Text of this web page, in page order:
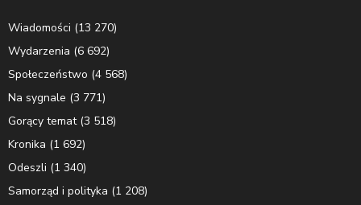
Wiadomości (13 270)
Wydarzenia (6 692)
Społeczeństwo (4 568)
Na sygnale (3 771)
Gorący temat(3 518)
Kronika (1 692)
Odeszli (1 340)
Samorząd i polityka (1 208)